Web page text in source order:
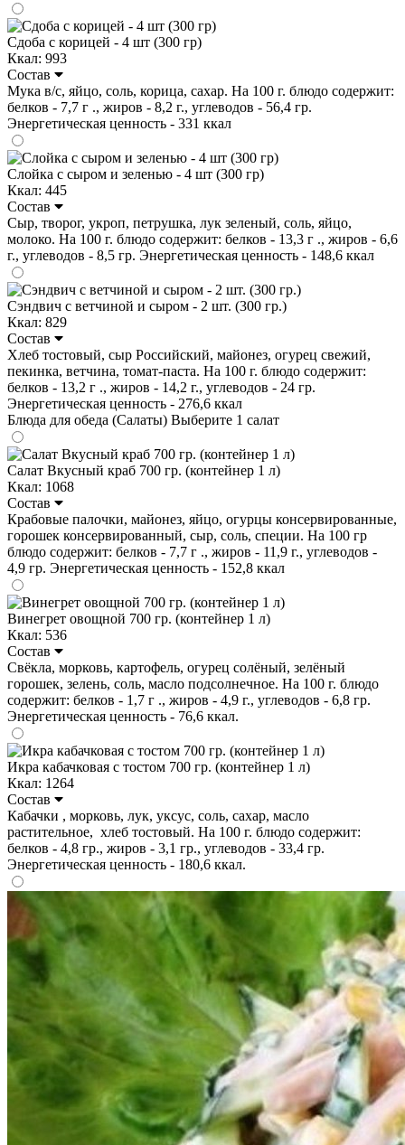
Сдоба с корицей - 4 шт (300 гр)
Ккал: 993
Состав
Мука в/с, яйцо, соль, корица, сахар. На 100 г. блюдо содержит:
белков - 7,7 г ., жиров - 8,2 г., углеводов - 56,4 гр.
Энергетическая ценность - 331 ккал
Слойка с сыром и зеленью - 4 шт (300 гр)
Ккал: 445
Состав
Сыр, творог, укроп, петрушка, лук зеленый, соль, яйцо,
молоко. На 100 г. блюдо содержит: белков - 13,3 г ., жиров - 6,6
г., углеводов - 8,5 гр. Энергетическая ценность - 148,6 ккал
Сэндвич с ветчиной и сыром - 2 шт. (300 гр.)
Ккал: 829
Состав
Хлеб тостовый, сыр Российский, майонез, огурец свежий,
пекинка, ветчина, томат-паста. На 100 г. блюдо содержит:
белков - 13,2 г ., жиров - 14,2 г., углеводов - 24 гр.
Энергетическая ценность - 276,6 ккал
Блюда для обеда (Салаты) Выберите 1 салат
Салат Вкусный краб 700 гр. (контейнер 1 л)
Ккал: 1068
Состав
Крабовые палочки, майонез, яйцо, огурцы консервированные,
горошек консервированный, сыр, соль, специи. На 100 гр
блюдо содержит: белков - 7,7 г ., жиров - 11,9 г., углеводов -
4,9 гр. Энергетическая ценность - 152,8 ккал
Винегрет овощной 700 гр. (контейнер 1 л)
Ккал: 536
Состав
Свёкла, морковь, картофель, огурец солёный, зелёный
горошек, зелень, соль, масло подсолнечное. На 100 г. блюдо
содержит: белков - 1,7 г ., жиров - 4,9 г., углеводов - 6,8 гр.
Энергетическая ценность - 76,6 ккал.
Икра кабачковая с тостом 700 гр. (контейнер 1 л)
Ккал: 1264
Состав
Кабачки , морковь, лук, уксус, соль, сахар, масло
растительное, хлеб тостовый. На 100 г. блюдо содержит:
белков - 4,8 гр., жиров - 3,1 гр., углеводов - 33,4 гр.
Энергетическая ценность - 180,6 ккал.